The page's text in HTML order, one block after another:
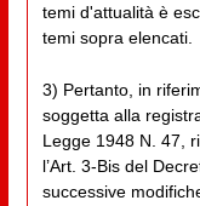
temi d'attualità è
temi sopra elencati.
3) Pertanto, in
soggetta alla
Legge 1948 N. 47,
l’Art. 3-Bis del
successive